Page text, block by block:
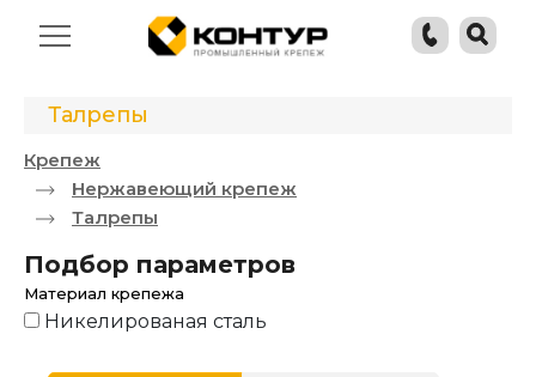
Талрепы
Крепеж
Нержавеющий крепеж
Талрепы
Подбор параметров
Материал крепежа
Никелированая сталь